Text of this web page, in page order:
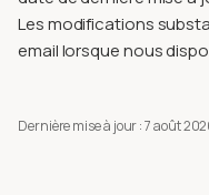
Les modifications
email lorsque nous
Dernière mise à jour :7 août